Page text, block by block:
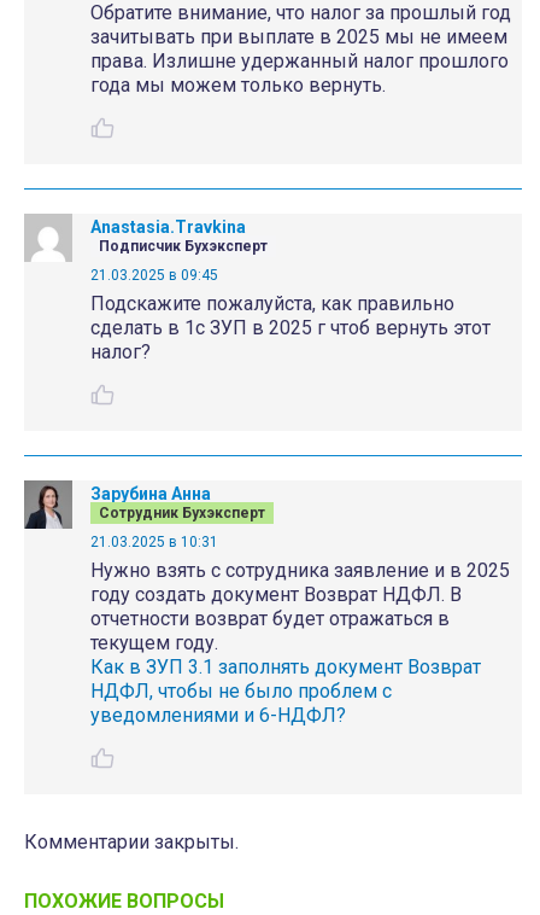
Обратите внимание, что налог за прошлый год
зачитывать при выплате в 2025 мы не имеем
права. Излишне удержанный налог прошлого
года мы можем только вернуть.
Anastasia.Travkina
Подписчик Бухэксперт
21.03.2025 в 09:45
Подскажите пожалуйста, как правильно
сделать в 1с ЗУП в 2025 г чтоб вернуть этот
налог?
Зарубина Анна
Сотрудник Бухэксперт
21.03.2025 в 10:31
Нужно взять с сотрудника заявление и в 2025
году создать документ Возврат НДФЛ. В
отчетности возврат будет отражаться в
текущем году.
Как в ЗУП 3.1 заполнять документ Возврат
НДФЛ, чтобы не было проблем с
уведомлениями и 6-НДФЛ?
Комментарии закрыты.
ПОХОЖИЕ ВОПРОСЫ